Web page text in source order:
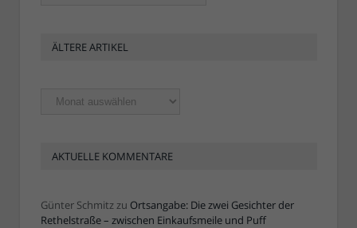
ÄLTERE ARTIKEL
Ältere
Artikel
AKTUELLE KOMMENTARE
Günter Schmitzzu Ortsangabe: Die zwei Gesichter der
Rethelstraße – zwischen Einkaufsmeile und Puff